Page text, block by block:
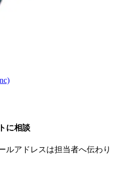
に相談
ルアドレスは担当者へ伝わり